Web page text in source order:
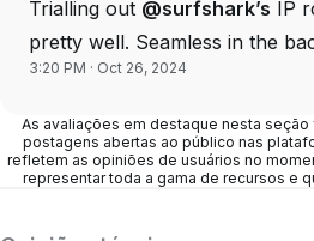
Trialling out @surfshark’s IP
pretty well. Seamless in the
3:20 PM · Oct 26, 2024
As avaliações em destaque nesta
postagens abertas ao público nas
refletem as opiniões de usuários no
representar toda a gama de recursos e